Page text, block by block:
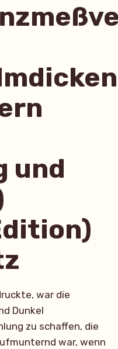
und
war die
Dunkel
zu schaffen, die
war, wenn